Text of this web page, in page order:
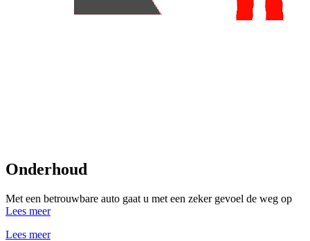
Onderhoud
Met een betrouwbare auto gaat u met een zeker gevoel de weg op
Lees meer
Lees meer